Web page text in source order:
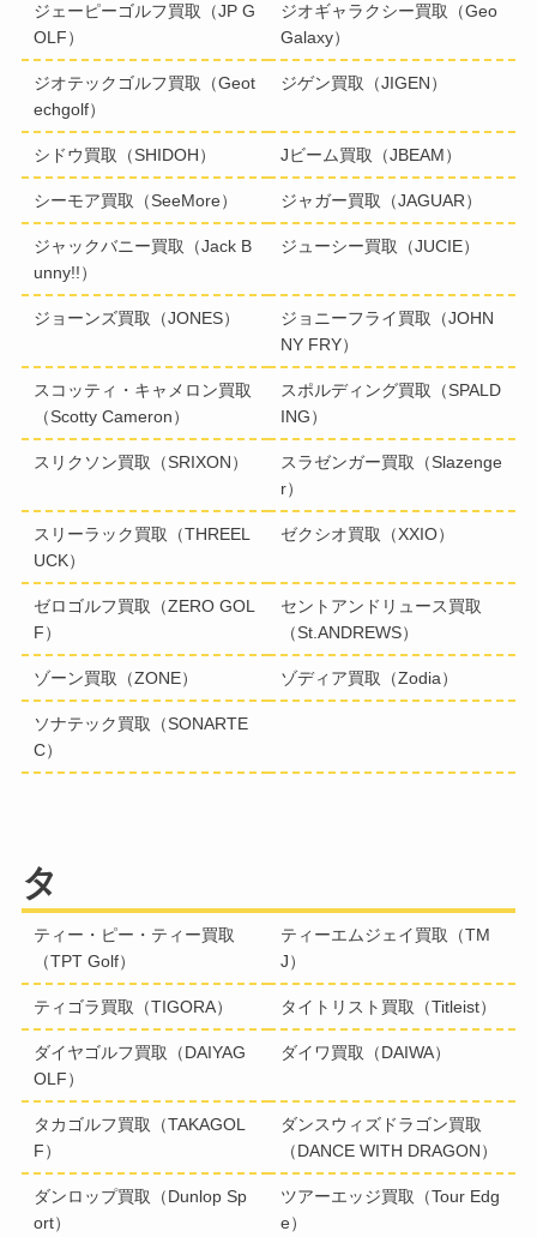
ジェーピーゴルフ買取（JP G
OLF）
ジオギャラクシー買取（Geo
Galaxy）
ジオテックゴルフ買取（Geot
echgolf）
ジゲン買取（JIGEN）
シドウ買取（SHIDOH） Jビーム買取（JBEAM）
シーモア買取（SeeMore） ジャガー買取（JAGUAR）
ジャックバニー買取（Jack B
unny!!）
ジューシー買取（JUCIE）
ジョーンズ買取（JONES）
ジョニーフライ買取（JOHN
NY FRY）
スコッティ・キャメロン買取
（Scotty Cameron）
スポルディング買取（SPALD
ING）
スリクソン買取（SRIXON）
スラゼンガー買取（Slazenge
r）
スリーラック買取（THREEL
UCK）
ゼクシオ買取（XXIO）
ゼロゴルフ買取（ZERO GOL
F）
セントアンドリュース買取
（St.ANDREWS）
ゾーン買取（ZONE） ゾディア買取（Zodia）
ソナテック買取（SONARTE
C）
タ
ティー・ピー・ティー買取
（TPT Golf）
ティーエムジェイ買取（TM
J）
ティゴラ買取（TIGORA） タイトリスト買取（Titleist）
ダイヤゴルフ買取（DAIYAG
OLF）
ダイワ買取（DAIWA）
タカゴルフ買取（TAKAGOL
F）
ダンスウィズドラゴン買取
（DANCE WITH DRAGON）
ダンロップ買取（Dunlop Sp
ort）
ツアーエッジ買取（Tour Edg
e）